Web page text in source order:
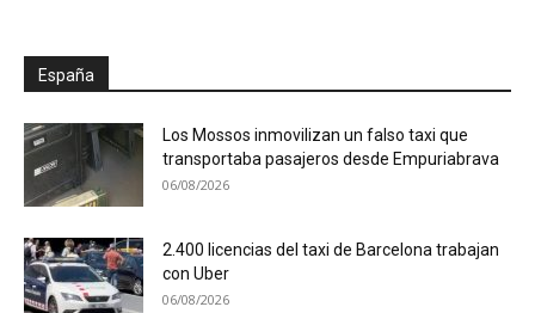
España
Los Mossos inmovilizan un falso taxi que
transportaba pasajeros desde Empuriabrava
06/08/2026
2.400 licencias del taxi de Barcelona trabajan
con Uber
06/08/2026